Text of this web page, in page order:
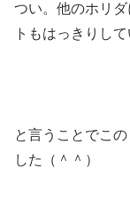
つい。他のホリ
トもはっきりし
と言うことでこ
した（＾＾）